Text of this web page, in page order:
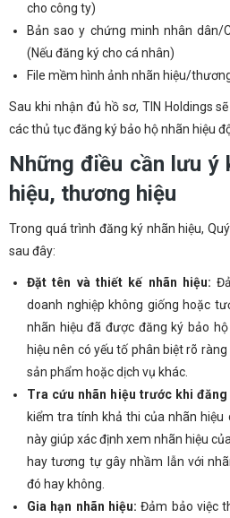
cho công ty)
Bản sao y chứng minh nhân dân/
(Nếu đăng ký cho cá nhân)
File mềm hình ảnh nhãn hiệu/
Sau khi nhận đủ hồ sơ, TIN Holdings
các thủ tục đăng ký bảo hộ nhãn hiệu
Những điều cần lưu ý
hiệu, thương hiệu
Trong quá trình đăng ký nhãn hiệu,
sau đây:
Đặt tên và thiết kế nhãn hiệu:
doanh nghiệp không giống hoặc
nhãn hiệu đã được đăng ký bảo
hiệu nên có yếu tố phân biệt rõ
sản phẩm hoặc dịch vụ khác.
Tra cứu nhãn hiệu trước khi đăng
kiểm tra tính khả thi của nhãn hiệu
này giúp xác định xem nhãn hiệu
hay tương tự gây nhầm lẫn với
đó hay không.
Gia hạn nhãn hiệu: Đảm bảo việc